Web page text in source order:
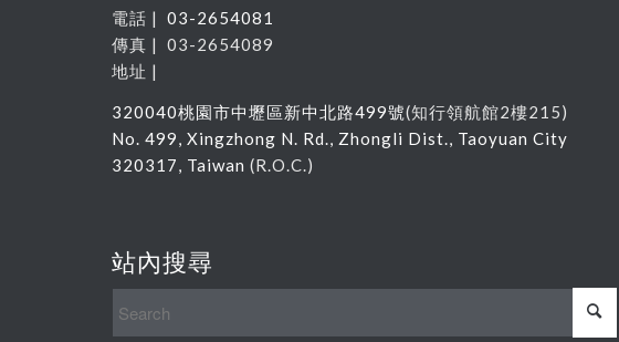
電話 | 03-2654081
傳真 | 03-2654089
地址 |
320040桃園市中壢區新中北路499號(知行領航館2樓215)
No. 499, Xingzhong N. Rd., Zhongli Dist., Taoyuan City
320317, Taiwan (R.O.C.)
站內搜尋